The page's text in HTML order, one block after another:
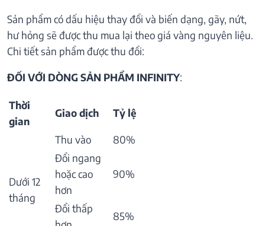
Sản phẩm có dấu hiệu thay đổi và biến dạng, gãy, nứt,
hư hỏng sẽ được thu mua lại theo giá vàng nguyên liệu.
Chi tiết sản phẩm được thu đổi:
ĐỐI VỚI DÒNG SẢN PHẨM INFINITY:
Thời
gian
Giao dịch Tỷ lệ
Dưới 12
tháng
Thu vào
80%
Đổi ngang
hoặc cao
hơn
90%
Đổi thấp
85%